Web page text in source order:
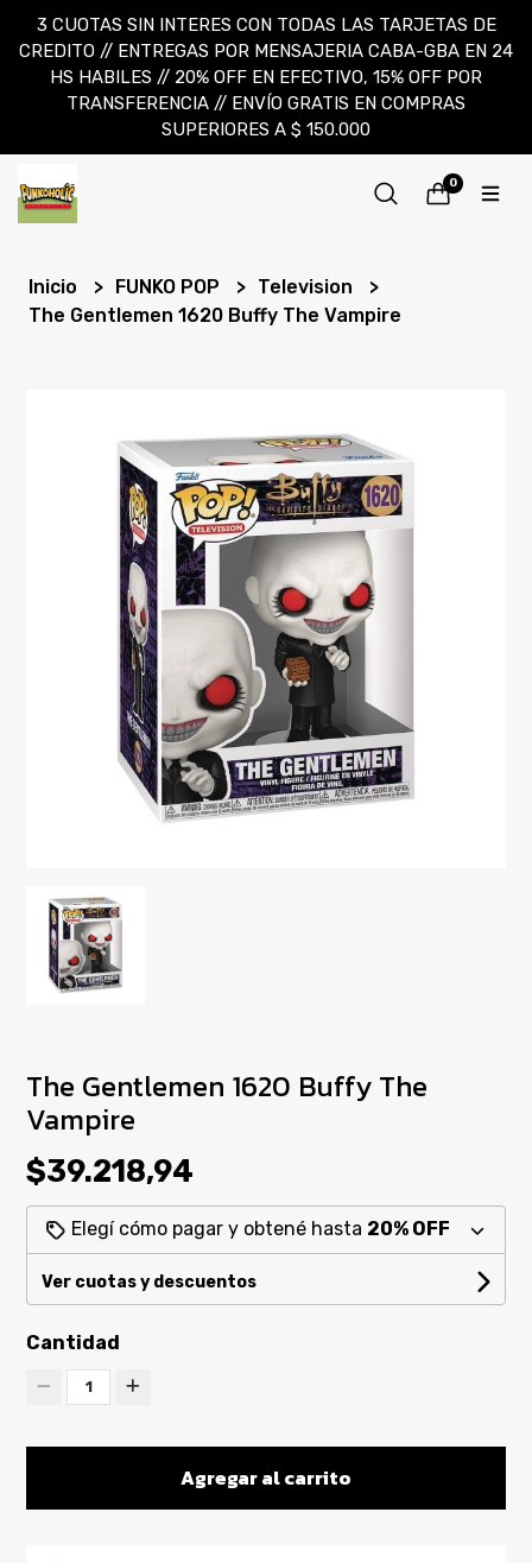
3 CUOTAS SIN INTERES CON TODAS LAS TARJETAS DE
CREDITO // ENTREGAS POR MENSAJERIA CABA-GBA EN 24
HS HABILES // 20% OFF EN EFECTIVO, 15% OFF POR
TRANSFERENCIA // ENVÍO GRATIS EN COMPRAS
SUPERIORES A $ 150.000
0
Inicio FUNKO POP
Television
The Gentlemen 1620 Buffy The Vampire
The Gentlemen 1620 Buffy The
Vampire
$39.218,94
Elegí cómo pagar y obtené hasta 20% OFF
Ver cuotas y descuentos
Cantidad
1
Agregar al carrito